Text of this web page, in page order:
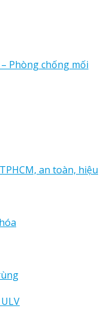
Phòng chống mối
an toàn, hiệu